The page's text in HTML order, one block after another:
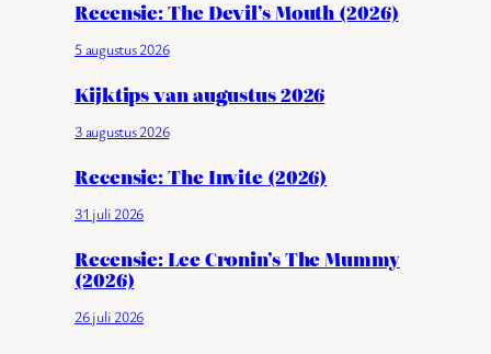
Recensie: The Devil’s Mouth (2026)
5 augustus 2026
Kijktips van augustus 2026
3 augustus 2026
Recensie: The Invite (2026)
31 juli 2026
Recensie: Lee Cronin’s The Mummy
(2026)
26 juli 2026